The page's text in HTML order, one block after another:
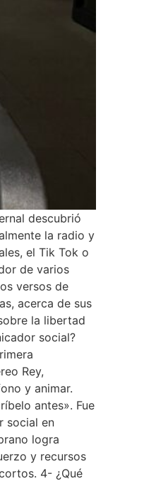
descubrió
la radio y
el Tik Tok o
de varios
versos de
acerca de sus
la libertad
social?
Rey,
y animar.
antes». Fue
social en
logra
y recursos
4- ¿Qué